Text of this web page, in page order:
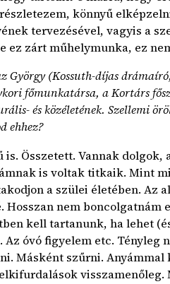
könnyű
tervezésével, vagyis a
ez zárt műhelymunka, ez
György (Kossuth-díjas
főmunkatársa, a Kortárs
és közéletének. Szellemi
ehhez?
is. Összetett. Vannak
is voltak titkaik. Mint
a szülei életében. Az
nem boncolgatnám
kell tartanunk, ha lehet
óvó figyelem etc. Tényleg
Másként szűrni.